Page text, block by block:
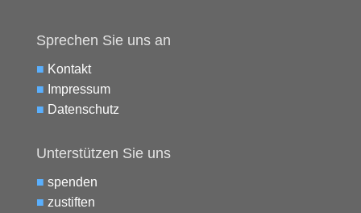
Sprechen Sie uns an
■ Kontakt
■ Impressum
■ Datenschutz
Unterstützen Sie uns
■ spenden
■ zustiften